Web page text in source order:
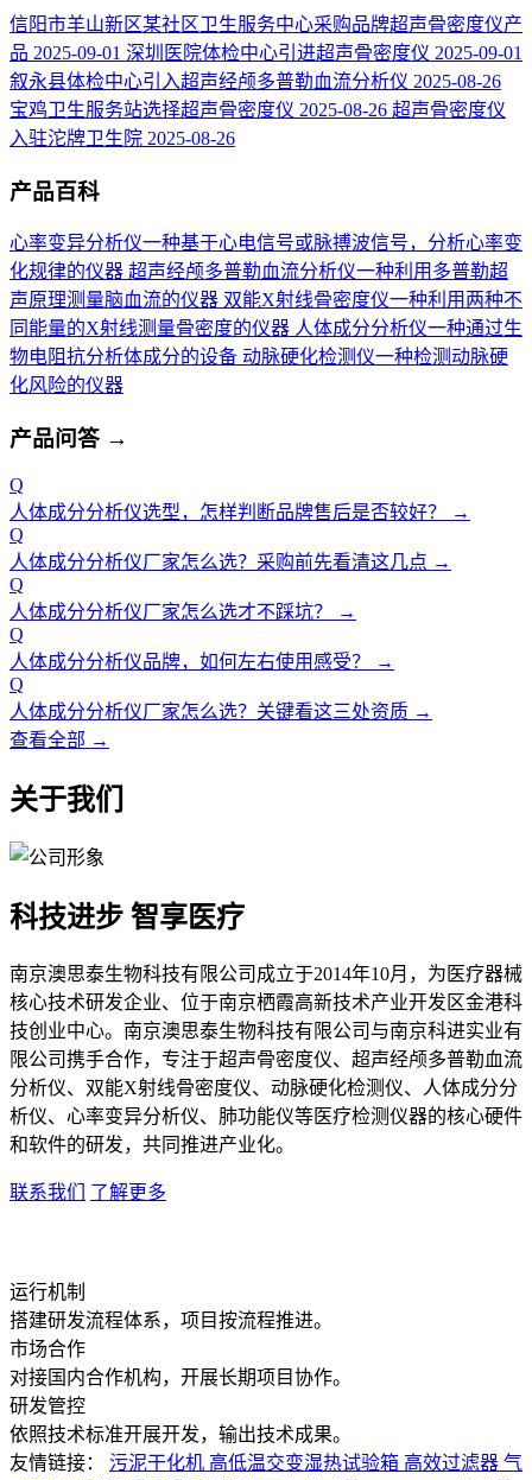
信阳市羊山新区某社区卫生服务中心采购品牌超声骨密度仪产
品 2025-09-01 深圳医院体检中心引进超声骨密度仪 2025-09-01
叙永县体检中心引入超声经颅多普勒血流分析仪 2025-08-26
宝鸡卫生服务站选择超声骨密度仪 2025-08-26 超声骨密度仪
入驻沱牌卫生院 2025-08-26
产品百科
心率变异分析仪一种基于心电信号或脉搏波信号，分析心率变
化规律的仪器 超声经颅多普勒血流分析仪一种利用多普勒超
声原理测量脑血流的仪器 双能X射线骨密度仪一种利用两种不
同能量的X射线测量骨密度的仪器 人体成分分析仪一种通过生
物电阻抗分析体成分的设备 动脉硬化检测仪一种检测动脉硬
化风险的仪器
产品问答 →
Q
人体成分分析仪选型，怎样判断品牌售后是否较好？
→
Q
人体成分分析仪厂家怎么选？采购前先看清这几点 →
Q
人体成分分析仪厂家怎么选才不踩坑？
→
Q
人体成分分析仪品牌，如何左右使用感受？
→
Q
人体成分分析仪厂家怎么选？关键看这三处资质 →
查看全部 →
关于我们
科技进步 智享医疗
南京澳思泰生物科技有限公司成立于2014年10月，为医疗器械
核心技术研发企业、位于南京栖霞高新技术产业开发区金港科
技创业中心。南京澳思泰生物科技有限公司与南京科进实业有
限公司携手合作，专注于超声骨密度仪、超声经颅多普勒血流
分析仪、双能X射线骨密度仪、动脉硬化检测仪、人体成分分
析仪、心率变异分析仪、肺功能仪等医疗检测仪器的核心硬件
和软件的研发，共同推进产业化。
联系我们 了解更多
运行机制
搭建研发流程体系，项目按流程推进。
市场合作
对接国内合作机构，开展长期项目协作。
研发管控
依照技术标准开展开发，输出技术成果。
友情链接：
污泥干化机 高低温交变湿热试验箱 高效过滤器 气